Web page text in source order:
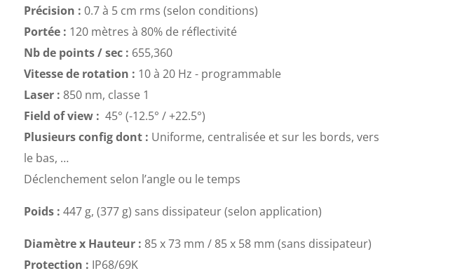
Précision : 0.7 à 5 cm rms (selon conditions)
Portée : 120 mètres à 80% de réflectivité
Nb de points / sec : 655,360
Vitesse de rotation : 10 à 20 Hz - programmable
Laser : 850 nm, classe 1
Field of view : 45° (-12.5° / +22.5°)
Plusieurs config dont : Uniforme, centralisée et sur les bords, vers
le bas, …
Déclenchement selon l’angle ou le temps
Poids : 447 g, (377 g) sans dissipateur (selon application)
Diamètre x Hauteur : 85 x 73 mm / 85 x 58 mm (sans dissipateur)
Protection : IP68/69K